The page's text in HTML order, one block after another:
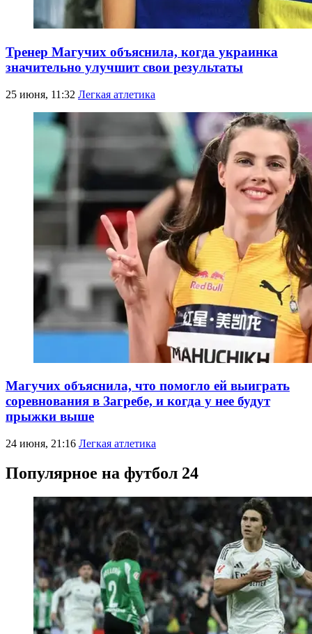
Тренер Магучих объяснила, когда украинка
значительно улучшит свои результаты
25 июня, 11:32 Легкая атлетика
Магучих объяснила, что помогло ей выиграть
соревнования в Загребе, и когда у нее будут
прыжки выше
24 июня, 21:16 Легкая атлетика
Популярное на футбол 24